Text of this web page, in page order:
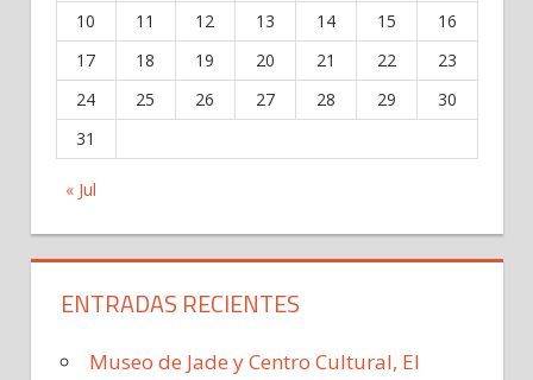
« Jul
10
11 12 13 14 15
16
17
18 19 20 21 22
23
24
25 26 27 28 29
30
31
ENTRADAS RECIENTES
Museo de Jade y Centro Cultural, El